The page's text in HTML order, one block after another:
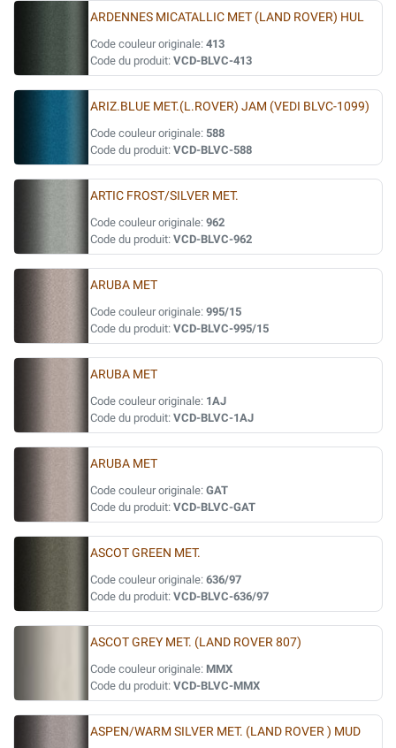
ARDENNES MICATALLIC MET (LAND ROVER) HUL
Code couleur originale: 413
Code du produit: VCD-BLVC-413
ARIZ.BLUE MET.(L.ROVER) JAM (VEDI BLVC-1099)
Code couleur originale: 588
Code du produit: VCD-BLVC-588
ARTIC FROST/SILVER MET.
Code couleur originale: 962
Code du produit: VCD-BLVC-962
ARUBA MET
Code couleur originale: 995/15
Code du produit: VCD-BLVC-995/15
ARUBA MET
Code couleur originale: 1AJ
Code du produit: VCD-BLVC-1AJ
ARUBA MET
Code couleur originale: GAT
Code du produit: VCD-BLVC-GAT
ASCOT GREEN MET.
Code couleur originale: 636/97
Code du produit: VCD-BLVC-636/97
ASCOT GREY MET. (LAND ROVER 807)
Code couleur originale: MMX
Code du produit: VCD-BLVC-MMX
ASPEN/WARM SILVER MET. (LAND ROVER ) MUD